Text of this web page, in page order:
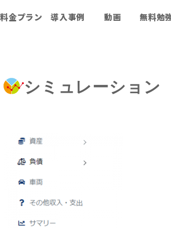
料金プラン
導入事例 動画 無料勉
シミュレーション